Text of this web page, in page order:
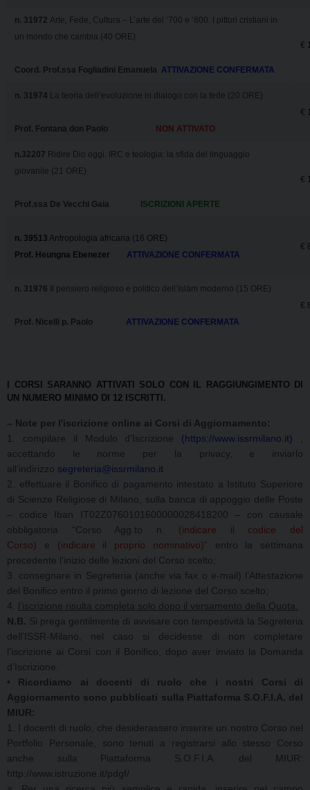
n. 31972 Arte, Fede, Cultura – L’arte del ‘700 e ‘800. I pittori cristiani in
un mondo che cambia (40 ORE)
Coord. Prof.ssa Fogliadini Emanuela ATTIVAZIONE CONFERMATA
€
n. 31974 La teoria dell’evoluzione in dialogo con la fede (20 ORE)
Prof. Fontana don Paolo NON ATTIVATO
€
n.32207 Ridire Dio oggi. IRC e teologia: la sfida del linguaggio
giovanile (21 ORE)
Prof.ssa De Vecchi Gaia ISCRIZIONI APERTE
€
n. 39513 Antropologia africana (16 ORE)
Prof. Heungna Ebenezer ATTIVAZIONE CONFERMATA
€
n. 31976 Il pensiero religioso e politico dell’Islām moderno (15 ORE)
Prof. Nicelli p. Paolo ATTIVAZIONE CONFERMATA
€
I CORSI SARANNO ATTIVATI SOLO CON IL RAGGIUNGIMENTO DI
UN NUMERO MINIMO DI 12 ISCRITTI.
– Note per l'iscrizione online ai Corsi di Aggiornamento:
1. compilare il Modulo d’Iscrizione (https://www.issrmilano.it)
accettando le norme per la privacy, e inviarlo
all’indirizzo segreteria@issrmilano.it
2. effettuare il Bonifico di pagamento intestato a Istituto Superiore
di Scienze Religiose di Milano, sulla banca di appoggio delle Poste
– codice Iban IT02Z0760101600000028418200 – con causale
obbligatoria “Corso Agg.to n. (indicare il codice del
Corso) e (indicare il proprio nominativo)” entro la settimana
precedente l’inizio delle lezioni del Corso scelto;
3. consegnare in Segreteria (anche via fax o e-mail) l’Attestazione
del Bonifico entro il primo giorno di lezione del Corso scelto;
4. l’iscrizione risulta completa solo dopo il versamento della Quota.
N.B. Si prega gentilmente di avvisare con tempestività la Segreteria
dell’ISSR-Milano, nel caso si decidesse di non completare
l’iscrizione ai Corsi con il Bonifico, dopo aver inviato la Domanda
d’Iscrizione.
• Ricordiamo ai docenti di ruolo che i nostri Corsi di
Aggiornamento sono pubblicati sulla Piattaforma S.O.F.I.A. del
MIUR:
1. I docenti di ruolo, che desiderassero inserire un nostro Corso nel
Portfolio Personale, sono tenuti a registrarsi allo stesso Corso
anche sulla Piattaforma S.O.F.I.A. del MIUR:
http://www.istruzione.it/pdgf/